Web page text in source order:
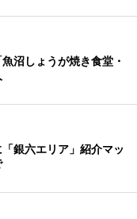
沼しょうが焼き食堂・
銀六エリア」紹介マッ